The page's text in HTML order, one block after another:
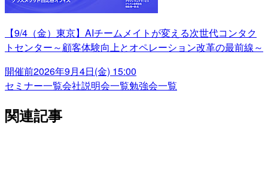
【9/4（金）東京】AIチームメイトが変える次世代コンタク
トセンター～顧客体験向上とオペレーション改革の最前線～
開催前2026年9月4日(金) 15:00
セミナー一覧会社説明会一覧勉強会一覧
関連記事